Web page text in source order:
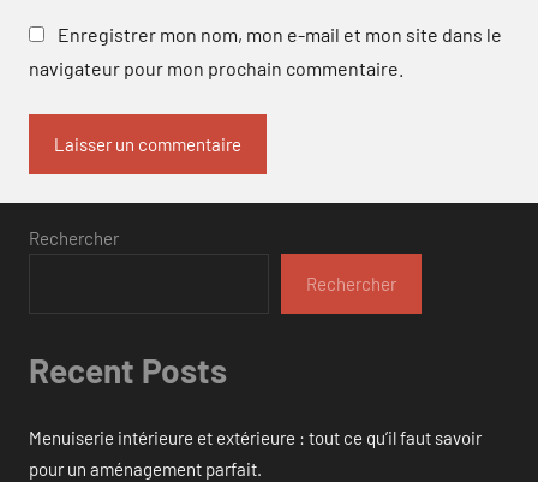
Enregistrer mon nom, mon e-mail et mon site dans le
navigateur pour mon prochain commentaire.
Rechercher
Rechercher
Recent Posts
Menuiserie intérieure et extérieure : tout ce qu’il faut savoir
pour un aménagement parfait.